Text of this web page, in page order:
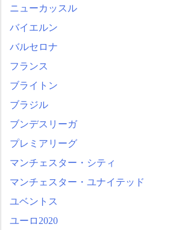
ニューカッスル
バイエルン
バルセロナ
フランス
ブライトン
ブラジル
ブンデスリーガ
プレミアリーグ
マンチェスター・シティ
マンチェスター・ユナイテッド
ユベントス
ユーロ2020